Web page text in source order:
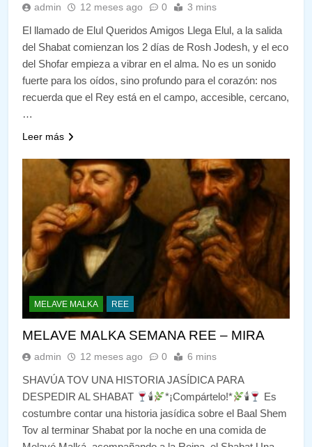
admin 12 meses ago 0 3 mins
El llamado de Elul Queridos Amigos Llega Elul, a la salida
del Shabat comienzan los 2 días de Rosh Jodesh, y el eco
del Shofar empieza a vibrar en el alma. No es un sonido
fuerte para los oídos, sino profundo para el corazón: nos
recuerda que el Rey está en el campo, accesible, cercano,
…
Leer más
MELAVE MALKA REE
MELAVE MALKA SEMANA REE – MIRA
admin 12 meses ago 0 6 mins
SHAVÚA TOV UNA HISTORIA JASÍDICA PARA
DESPEDIR AL SHABAT
🕯 *¡Compártelo!* 🕯
Es
costumbre contar una historia jasídica sobre el Baal Shem
Tov al terminar Shabat por la noche en una comida de